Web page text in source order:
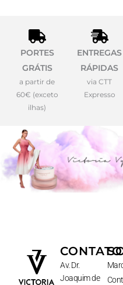
PORTES
GRÁTIS
a partir de
60€ (exceto
ilhas)
ENTREGAS
RÁPIDAS
via CTT
Expresso
Av. Dr.
Joaquim de